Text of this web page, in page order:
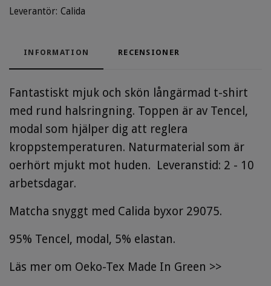
Leverantör: Calida
INFORMATION RECENSIONER
Fantastiskt mjuk och skön långärmad t-shirt
med rund halsringning. Toppen är av Tencel,
modal som hjälper dig att reglera
kroppstemperaturen. Naturmaterial som är
oerhört mjukt mot huden. Leveranstid: 2 - 10
arbetsdagar.
Matcha snyggt med Calida byxor 29075.
95% Tencel, modal, 5% elastan.
Läs mer om Oeko-Tex Made In Green >>